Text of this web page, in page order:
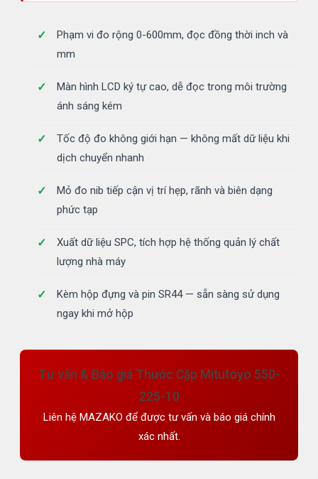
Phạm vi đo rộng 0-600mm, đọc đồng thời inch và
mm
Màn hình LCD ký tự cao, dễ đọc trong môi trường
ánh sáng kém
Tốc độ đo không giới hạn — không mất dữ liệu khi
dịch chuyển nhanh
Mỏ đo nib tiếp cận vị trí hẹp, rãnh và biên dạng
phức tạp
Xuất dữ liệu SPC, tích hợp hệ thống quản lý chất
lượng nhà máy
Kèm hộp đựng và pin SR44 — sẵn sàng sử dụng
ngay khi mở hộp
Tư vấn & Báo giá Thước Cặp Mitutoyo 550-
225-10
Liên hệ MAZAKO để được tư vấn và báo giá chính
xác nhất.